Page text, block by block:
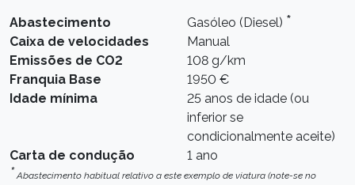
Abastecimento Gasóleo (Diesel) *
Caixa de velocidades
Manual
Emissões de CO2
108 g/km
Franquia Base
1950 €
Idade mínima
25 anos de idade (ou
inferior se
condicionalmente aceite)
Carta de condução
1 ano
*Abastecimento habitual relativo a este exemplo de viatura (note-se no